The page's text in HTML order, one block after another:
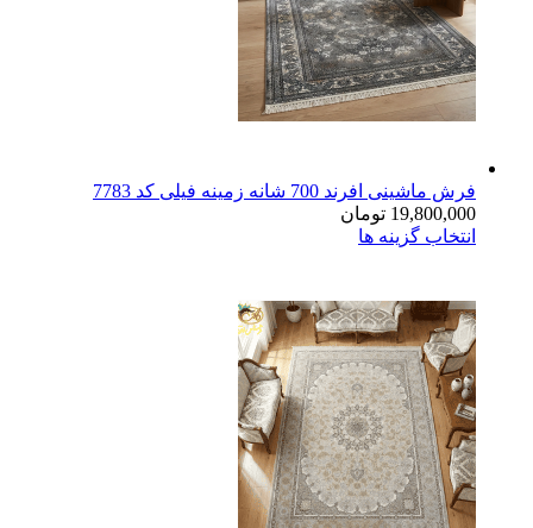
فرش ماشینی افرند 700 شانه زمینه فیلی کد 7783
19,800,000 تومان
انتخاب گزینه ها